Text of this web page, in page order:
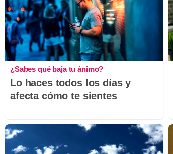
¿Sabes qué baja tu ánimo?
Lo haces todos los días y
afecta cómo te sientes